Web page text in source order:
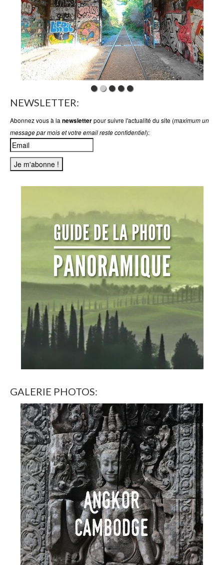
NEWSLETTER:
Abonnez vous à la newsletterpour suivre l'actualité du site (maximum un
message par mois et votre email reste confidentiel):
GALERIE PHOTOS: